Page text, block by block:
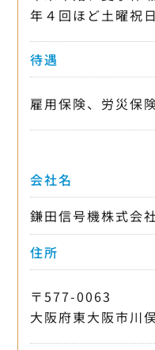
年４回ほど土曜祝
待遇
雇用保険、労災保
会社名
鎌田信号機株式会
住所
〒577-0063
大阪府東大阪市川